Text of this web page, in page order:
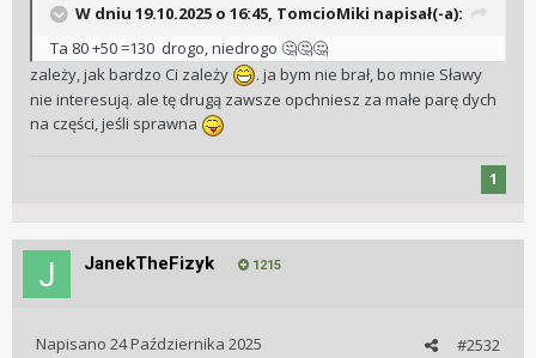
W dniu 19.10.2025 o 16:45, TomcioMiki napisał(-a):
Ta 80 +50 =130 drogo, niedrogo 🤔🤔🤔
zależy, jak bardzo Ci zależy
. ja bym nie brał, bo mnie Sławy
nie interesują. ale tę drugą zawsze opchniesz za małe parę dych
na części, jeśli sprawna
1
JanekTheFizyk 1215
#2532
Napisano 24 Października 2025